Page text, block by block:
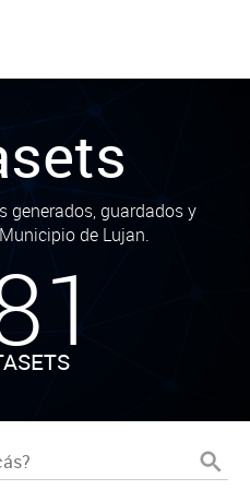
generados, guardados y
de Lujan.